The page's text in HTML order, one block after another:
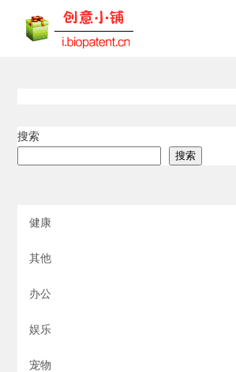
搜索
搜索
健康
其他
办公
娱乐
宠物